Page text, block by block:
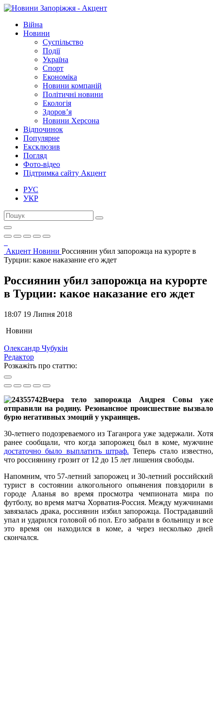
Війна
Новини
Суспільство
Події
Україна
Спорт
Економіка
Новини компаній
Політичні новини
Екологія
Здоров’я
Новини Херсона
Відпочинок
Популярне
Ексклюзив
Погляд
Фото-відео
Підтримка сайту Акцент
РУС
УКР
Акцент Новини Россиянин убил запорожца на курорте в
Турции: какое наказание его ждет
Россиянин убил запорожца на курорте
в Турции: какое наказание его ждет
18:07 19 Липня 2018
Новини
Олександр Чубукін
Редактор
Розкажіть про статтю:
Вчера тело запорожца Андрея Совы уже
отправили на родину. Резонансное происшествие вызвало
бурю негативных эмоций у украинцев.
30-летнего подозреваемого из Таганрога уже задержали. Хотя
ранее сообщали, что когда запорожец был в коме, мужчине
достаточно было выплатить штраф. Теперь стало известно,
что россиянину грозит от 12 до 15 лет лишения свободы.
Напомним, что 57-летний запорожец и 30-летний российский
турист в состоянии алкогольного опьянения повздорили в
городе Аланья во время просмотра чемпионата мира по
футболу, во время матча Хорватия-Россия. Между мужчинами
завязалась драка, россиянин избил запорожца. Пострадавший
упал и ударился головой об пол. Его забрали в больницу и все
это время он находился в коме, а через несколько дней
скончался.